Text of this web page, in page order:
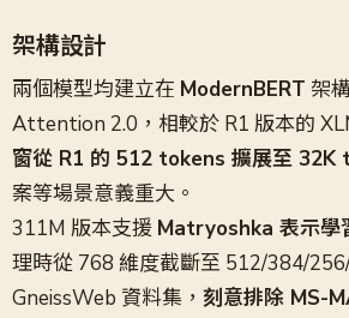
架構設計
兩個模型均建立在 ModernBERT 架
Attention 2.0，相較於 R1 版本的
窗從 R1 的 512 tokens 擴展至 32K
案等場景意義重大。
311M 版本支援 Matryoshka 表示學
理時從 768 維度截斷至 512/384/
GneissWeb 資料集， 刻意排除 MS-